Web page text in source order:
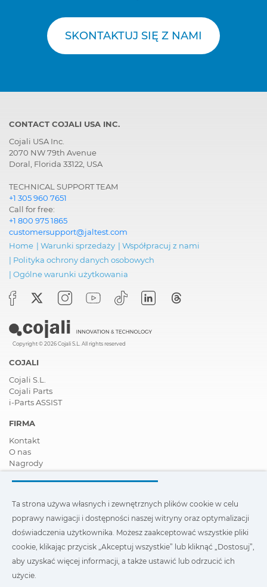
UCTI-CVT, Transmission
SKONTAKTUJ SIĘ Z NAMI
CONTACT COJALI USA INC.
Cojali USA Inc.
2070 NW 79th Avenue
Doral, Florida 33122, USA
TECHNICAL SUPPORT TEAM
+1 305 960 7651
Call for free:
+1 800 975 1865
customersupport@jaltest.com
Home | Warunki sprzedaży | Współpracuj z nami
| Polityka ochrony danych osobowych
| Ogólne warunki użytkowania
Copyright © 2026 Cojali S.L. All rights reserved
COJALI
Cojali S.L.
Cojali Parts
i-Parts ASSIST
FIRMA
Kontakt
O nas
Nagrody
Certyfikaty
Społeczna Odpowiedzialność Biznesu
Aktualności
Film
FAQ - Najczęściej zadawane pytania
Ta strona wykorzystuje nasze własne i zewnętrzne pliki cookie,
aby poprawić nawigację i dostępność naszej witryny oraz
Ta strona używa własnych i zewnętrznych plików cookie w celu
poprawy nawigacji i dostępności naszej witryny oraz optymalizacji
doświadczenia użytkownika. Możesz zaakceptować wszystkie pliki
cookie, klikając przycisk „Akceptuj wszystkie” lub kliknąć „Dostosuj”,
aby uzyskać więcej informacji, a także ustawić lub odrzucić ich
użycie.